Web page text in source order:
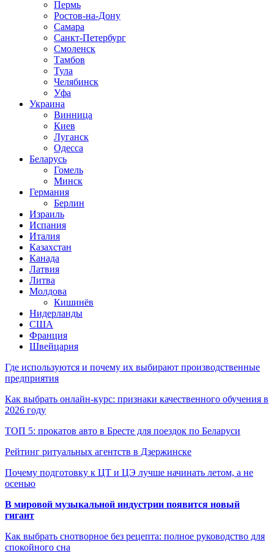
Пермь
Ростов-на-Дону
Самара
Санкт-Петербург
Смоленск
Тамбов
Тула
Челябинск
Уфа
Украина
Винница
Киев
Луганск
Одесса
Беларусь
Гомель
Минск
Германия
Берлин
Израиль
Испания
Италия
Казахстан
Канада
Латвия
Литва
Молдова
Кишинёв
Нидерланды
США
Франция
Швейцария
Где используются и почему их выбирают производственные
предприятия
Как выбрать онлайн-курс: признаки качественного обучения в
2026 году
ТОП 5: прокатов авто в Бресте для поездок по Беларуси
Рейтинг ритуальных агентств в Дзержинске
Почему подготовку к ЦТ и ЦЭ лучше начинать летом, а не
осенью
В мировой музыкальной индустрии появится новый
гигант
Как выбрать снотворное без рецепта: полное руководство для
спокойного сна